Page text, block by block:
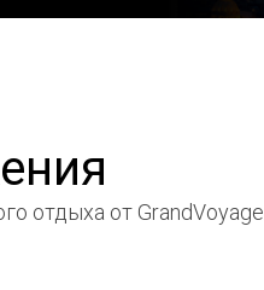
отдыха от GrandVoyage